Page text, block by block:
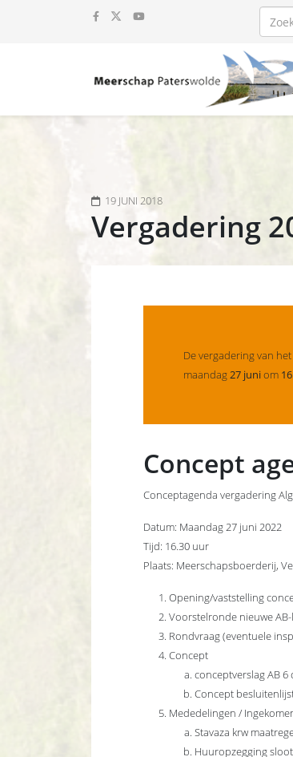
Zoeken
19 JUNI 2018
Vergadering
De vergadering van
maandag27 juniom
Concept
Conceptagenda vergadering
Datum: Maandag 27 juni 2022
Tijd: 16.30 uur
Plaats: Meerschapsboerderij,
Opening/vaststelling
Voorstelronde nieuwe
Rondvraag (eventuele
Concept
conceptverslag AB 6
Concept
Mededelingen /
Stavaza krw
Huuropzegging